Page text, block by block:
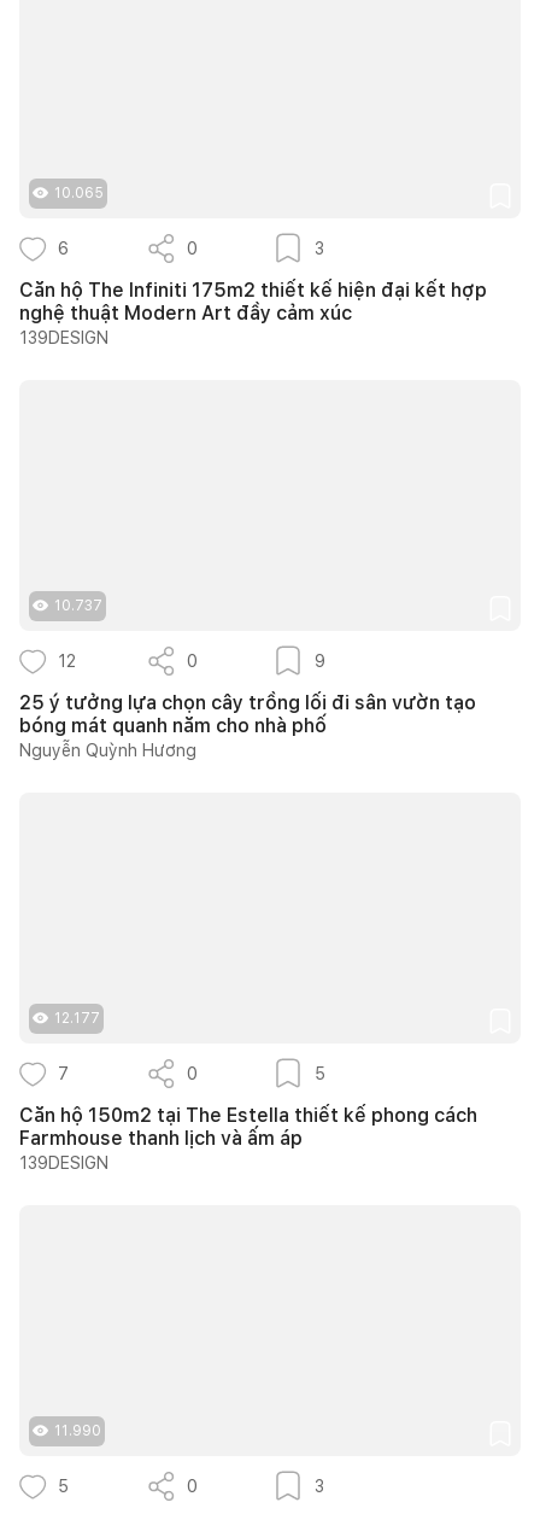
10.065
6 0 3
Căn hộ The Infiniti 175m2 thiết kế hiện đại kết hợp
nghệ thuật Modern Art đầy cảm xúc
139DESIGN
10.737
12 0 9
25 ý tưởng lựa chọn cây trồng lối đi sân vườn tạo
bóng mát quanh năm cho nhà phố
Nguyễn Quỳnh Hương
12.177
7 0 5
Căn hộ 150m2 tại The Estella thiết kế phong cách
Farmhouse thanh lịch và ấm áp
139DESIGN
11.990
5 0 3